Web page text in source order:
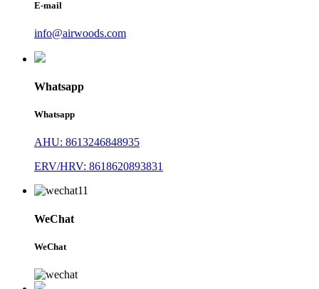
E-mail
info@airwoods.com
Whatsapp
Whatsapp
AHU: 8613246848935
ERV/HRV: 8618620893831
WeChat
WeChat